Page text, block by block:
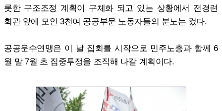
롯한 구조조정 계획이 구체화 되고 있는 상황에서 전경련
회관 앞에 모인 3천여 공공부문 노동자들의 분노는 컸다.
공공운수연맹은 이 날 집회를 시작으로 민주노총과 함께 6
월 말 7월 초 집중투쟁을 조직해 나갈 계획이다.